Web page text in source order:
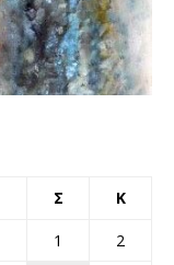
Σ Κ
1
2